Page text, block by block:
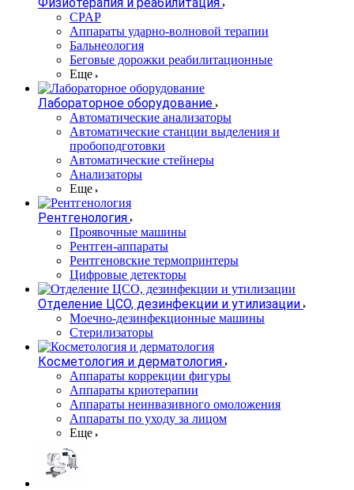
CPAP
Аппараты ударно-волновой терапии
Бальнеология
Беговые дорожки реабилитационные
Еще
Лабораторное оборудование
Автоматические анализаторы
Автоматические станции выделения и
пробоподготовки
Автоматические стейнеры
Анализаторы
Еще
Рентгенология
Проявочные машины
Рентген-аппараты
Рентгеновские термопринтеры
Цифровые детекторы
Отделение ЦСО, дезинфекции и утилизации
Моечно-дезинфекционные машины
Стерилизаторы
Косметология и дерматология
Аппараты коррекции фигуры
Аппараты криотерапии
Аппараты неинвазивного омоложения
Аппараты по уходу за лицом
Еще